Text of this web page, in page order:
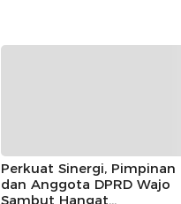
Perkuat Sinergi, Pimpinan
dan Anggota DPRD Wajo
Sambut Hangat